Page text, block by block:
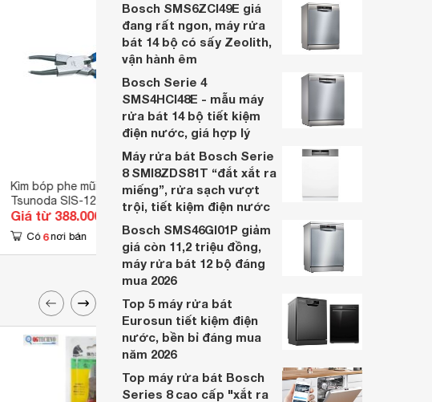
Kìm bóp phe mũi thẳng 5 inch
Tsunoda SIS-125P
Giá từ 388.000 đ
Có 6 nơi bán
Kìm điện Fujiya 1050Z-200
Giá từ 390.600 đ
Có 7 nơi bán
Bosch SMS6ZCI49E giá
đang rất ngon, máy rửa
bát 14 bộ có sấy Zeolith,
vận hành êm
Bosch Serie 4
SMS4HCI48E - mẫu máy
rửa bát 14 bộ tiết kiệm
điện nước, giá hợp lý
Máy rửa bát Bosch Serie
8 SMI8ZDS81T “đắt xắt ra
miếng”, rửa sạch vượt
trội, tiết kiệm điện nước
Bosch SMS46GI01P giảm
giá còn 11,2 triệu đồng,
máy rửa bát 12 bộ đáng
mua 2026
Top 5 máy rửa bát
Eurosun tiết kiệm điện
nước, bền bỉ đáng mua
năm 2026
Top máy rửa bát Bosch
Series 8 cao cấp "xắt ra